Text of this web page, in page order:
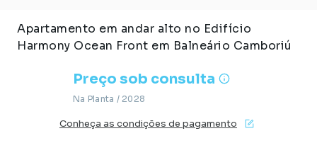
Preço sob consulta
Na Planta / 2028
Conheça as condições de pagamento
Apartamento em andar alto no Edifício
Harmony Ocean Front em Balneário Camboriú